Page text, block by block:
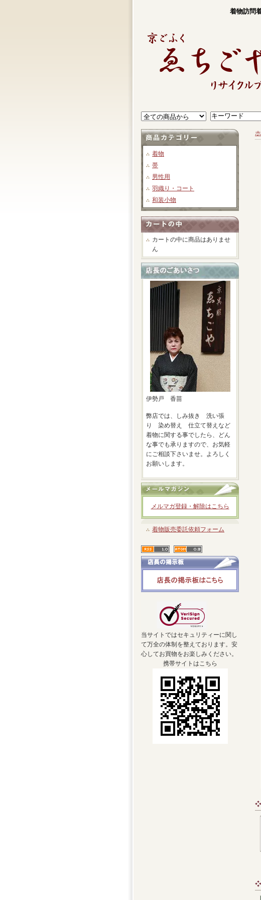
着物訪問
着物
帯
男性用
羽織り・コート
和装小物
カートの中に商品はありませ
ん
伊勢戸 香苗
弊店では、しみ抜き 洗い張
り 染め替え 仕立て替えなど
着物に関する事でしたら、どん
な事でも承りますので、お気軽
にご相談下さいませ。よろしく
お願いします。
メルマガ登録・解除はこちら
着物販売委託依頼フォーム
当サイトではセキュリティーに関し
て万全の体制を整えております。安
心してお買物をお楽しみください。
携帯サイトはこちら